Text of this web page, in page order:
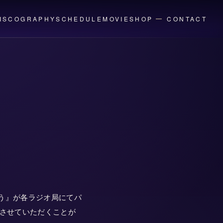
SCHEDULEMOVIESHOP CONTACT
』が各ラジオ局にてパ
せていただくことが